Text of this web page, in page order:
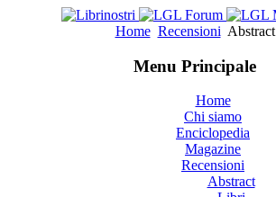
Home Recensioni Abstract
Menu Principale
Home
Chi siamo
Enciclopedia
Magazine
Recensioni
Abstract